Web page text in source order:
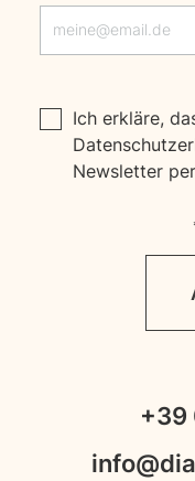
+39
Ich erkläre,
Newsletter